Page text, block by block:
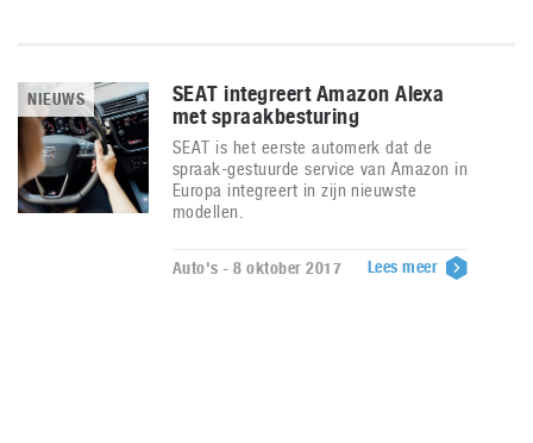
NIEUWS
SEAT integreert Amazon Alexa
met spraakbesturing
SEAT is het eerste automerk dat de
spraak-gestuurde service van Amazon in
Europa integreert in zijn nieuwste
modellen.
Auto's - 8 oktober 2017 Lees meer